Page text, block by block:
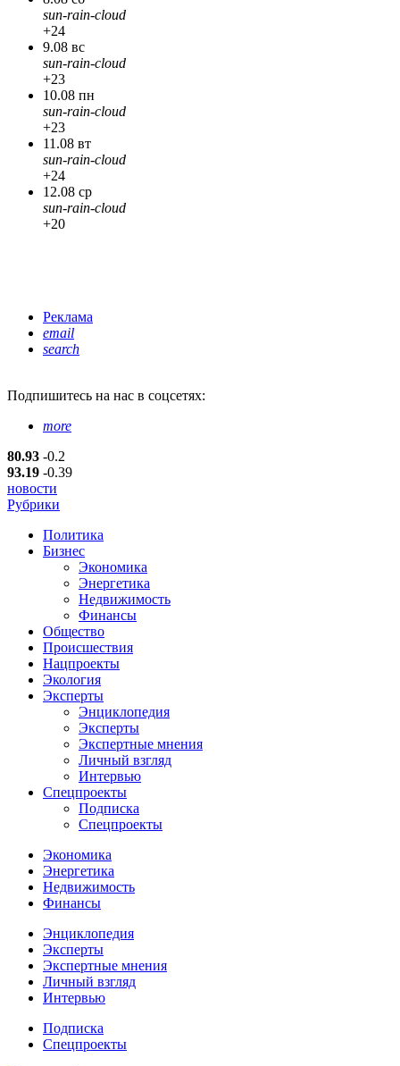
sun-rain-cloud
+24
9.08 вс
sun-rain-cloud
+23
10.08 пн
sun-rain-cloud
+23
11.08 вт
sun-rain-cloud
+24
12.08 ср
sun-rain-cloud
+20
Реклама
email
search
Подпишитесь на нас в соцсетях:
more
80.93 -0.2
93.19 -0.39
новости
Рубрики
Политика
Бизнес
Экономика
Энергетика
Недвижимость
Финансы
Общество
Происшествия
Нацпроекты
Экология
Эксперты
Энциклопедия
Эксперты
Экспертные мнения
Личный взгляд
Интервью
Спецпроекты
Подписка
Спецпроекты
Экономика
Энергетика
Недвижимость
Финансы
Энциклопедия
Эксперты
Экспертные мнения
Личный взгляд
Интервью
Подписка
Спецпроекты